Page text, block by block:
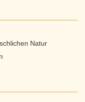
Natur